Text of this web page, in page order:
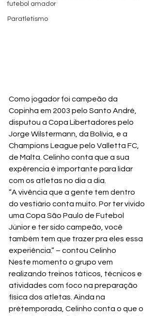
futebol amador
Paratletismo
Como jogador foi campeão da
Copinha em 2003 pelo Santo André,
disputou a Copa Libertadores pelo
Jorge Wilstermann, da Bolívia, e a
Champions League pelo Valletta FC,
de Malta. Celinho conta que a sua
expêrencia é importante para lidar
com os atletas no dia a dia.
“A vivência que a gente tem dentro
do vestiário conta muito. Por ter vivido
uma Copa São Paulo de Futebol
Júnior e ter sido campeão, você
também tem que trazer pra eles essa
experiência.” – contou Celinho
Neste momento o grupo vem
realizando treinos táticos, técnicos e
atividades com foco na preparação
física dos atletas. Ainda na
prétemporada, Celinho conta o que o